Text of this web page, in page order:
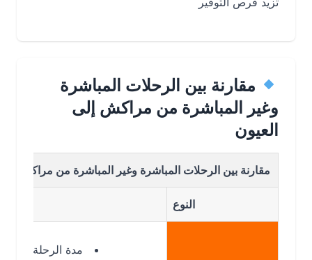
مقارنة بين الرحلات المباشرة
وغير المباشرة من مراكش إلى
العيون
مقارنة بين الرحلات المباشرة وغير المباشرة من مراكش إلى
مدة الرحلة: قصيرة